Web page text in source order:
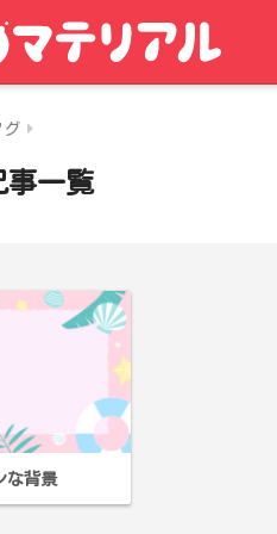
グ
事一覧
な背景